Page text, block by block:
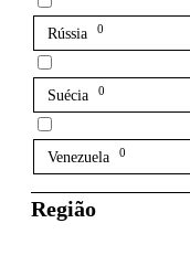
Rússia 0
Suécia 0
Venezuela 0
Região